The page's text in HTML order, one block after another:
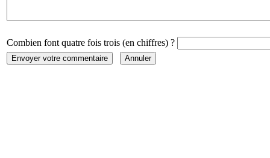
Combien font quatre fois trois (en chiffres) ?